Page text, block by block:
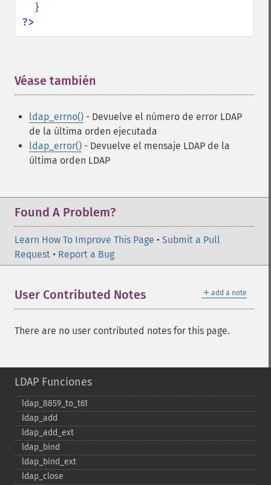
?>
Véase también
ldap_errno() - Devuelve el número de error LDAP
de la última orden ejecutada
ldap_error() - Devuelve el mensaje LDAP de la
última orden LDAP
Found A Problem?
Learn How To Improve This Page • Submit a Pull
Request • Report a Bug
＋ add a note
User Contributed Notes
There are no user contributed notes for this page.
LDAP Funciones
ldap_​8859_​to_​t61
ldap_​add
ldap_​add_​ext
ldap_​bind
ldap_​bind_​ext
ldap_​close